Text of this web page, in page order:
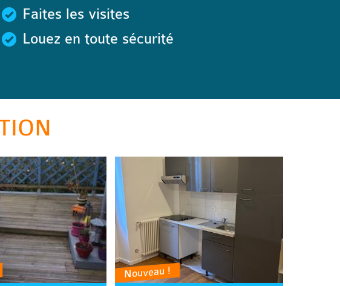
Faites les visites
Louez en toute sécurité
Nouveau !